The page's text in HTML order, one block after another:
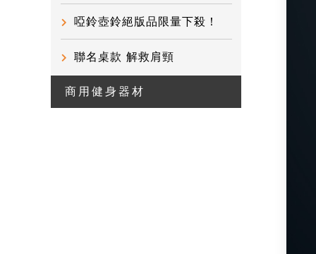
啞鈴壺鈴絕版品限量下殺！
聯名桌款 解救肩頸
商用健身器材